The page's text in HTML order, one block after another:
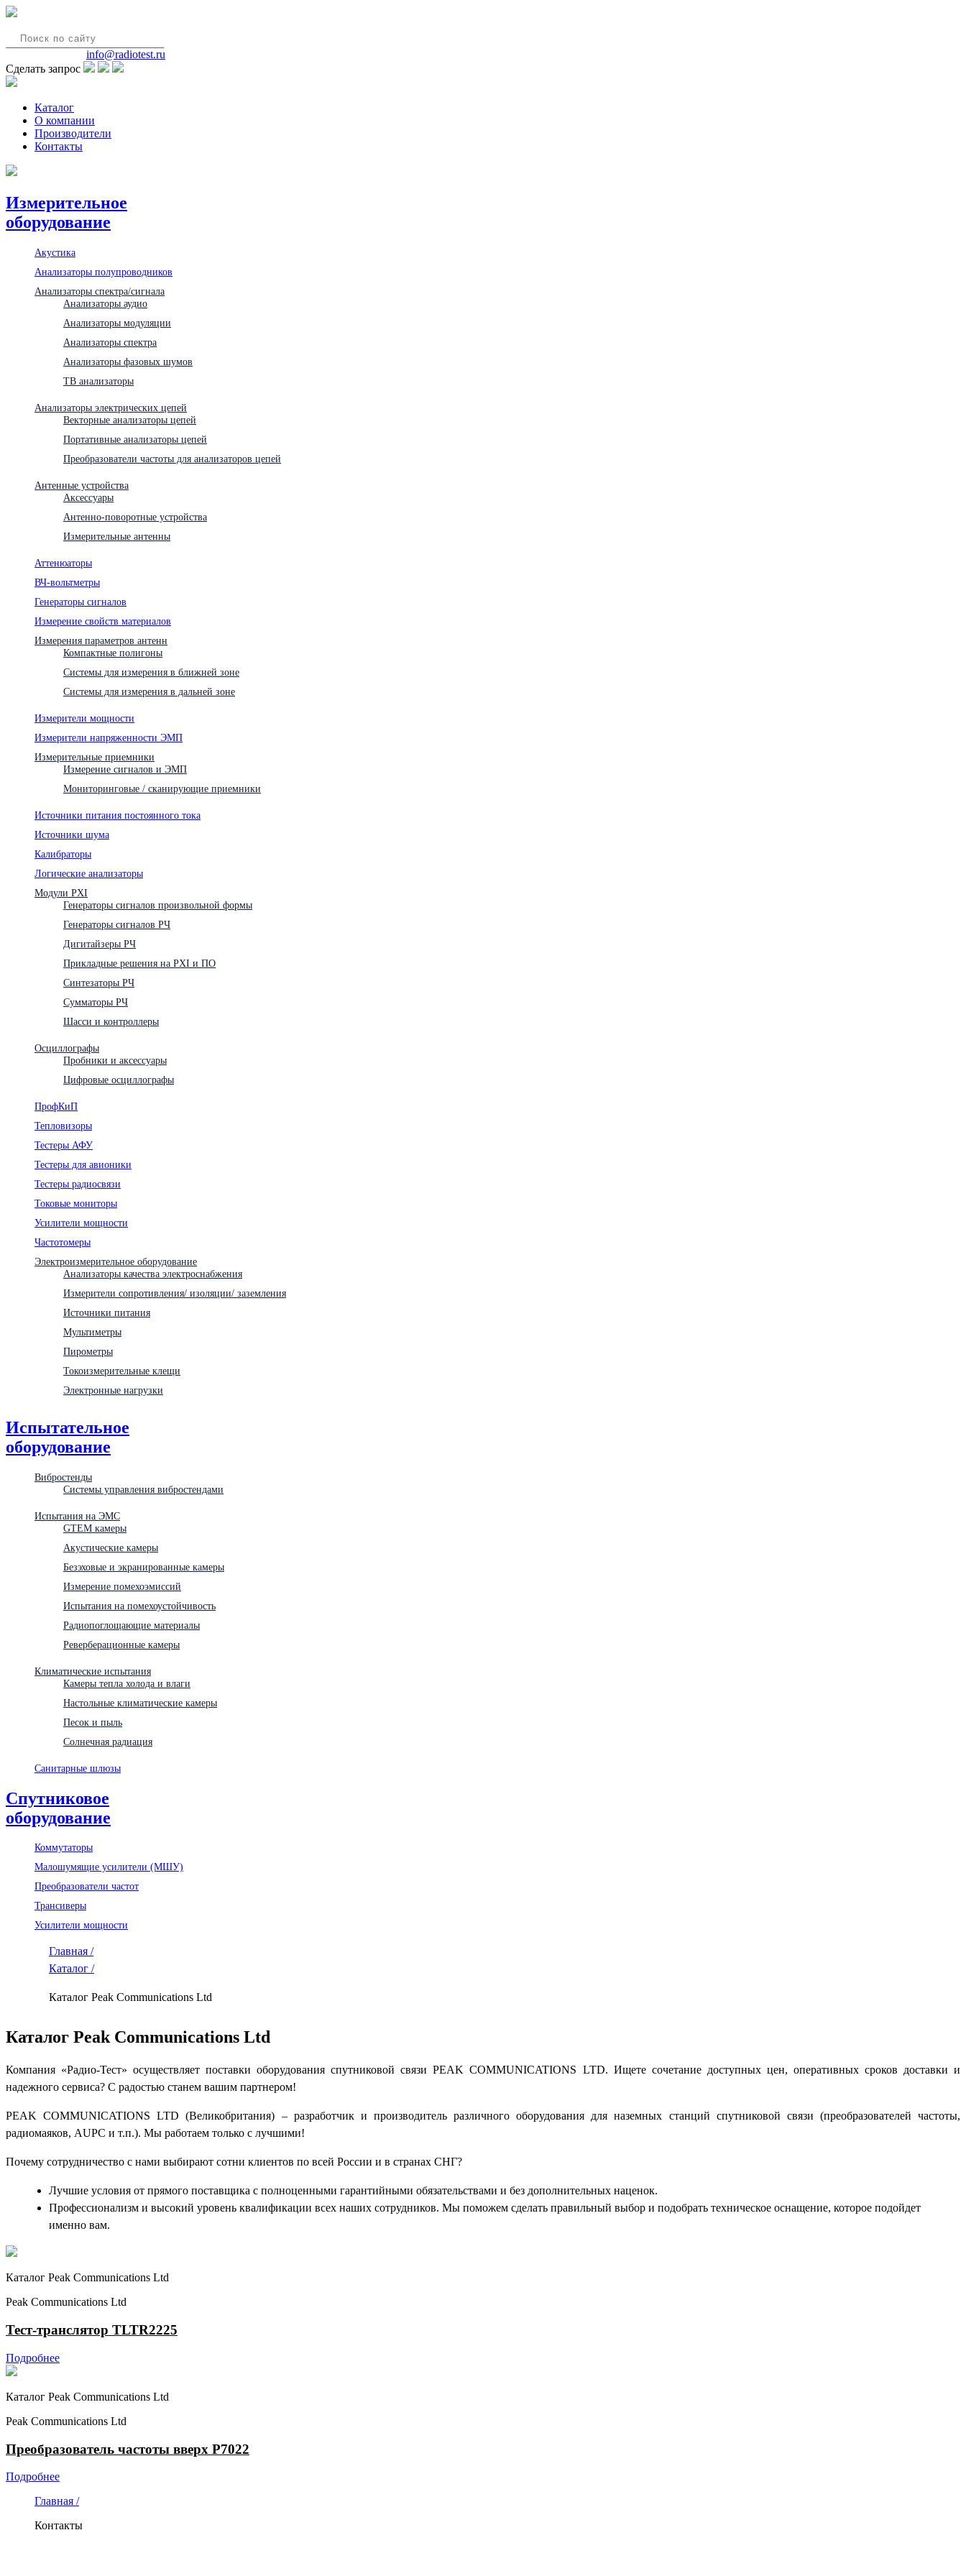
info@radiotest.ru
Сделать запрос
Каталог
О компании
Производители
Контакты
Измерительное
оборудование
Акустика
Анализаторы полупроводников
Анализаторы спектра/сигнала
Анализаторы аудио
Анализаторы модуляции
Анализаторы спектра
Анализаторы фазовых шумов
ТВ анализаторы
Анализаторы электрических цепей
Векторные анализаторы цепей
Портативные анализаторы цепей
Преобразователи частоты для анализаторов цепей
Антенные устройства
Аксессуары
Антенно-поворотные устройства
Измерительные антенны
Аттенюаторы
ВЧ-вольтметры
Генераторы сигналов
Измерение свойств материалов
Измерения параметров антенн
Компактные полигоны
Системы для измерения в ближней зоне
Системы для измерения в дальней зоне
Измерители мощности
Измерители напряженности ЭМП
Измерительные приемники
Измерение сигналов и ЭМП
Мониторинговые / сканирующие приемники
Источники питания постоянного тока
Источники шума
Калибраторы
Логические анализаторы
Модули PXI
Генераторы сигналов произвольной формы
Генераторы сигналов РЧ
Дигитайзеры РЧ
Прикладные решения на PXI и ПО
Синтезаторы РЧ
Сумматоры РЧ
Шасси и контроллеры
Осциллографы
Пробники и аксессуары
Цифровые осциллографы
ПрофКиП
Тепловизоры
Тестеры АФУ
Тестеры для авионики
Тестеры радиосвязи
Токовые мониторы
Усилители мощности
Частотомеры
Электроизмерительное оборудование
Анализаторы качества электроснабжения
Измерители сопротивления/ изоляции/ заземления
Источники питания
Мультиметры
Пирометры
Токоизмерительные клещи
Электронные нагрузки
Испытательное
оборудование
Вибростенды
Системы управления вибростендами
Испытания на ЭМС
GTEM камеры
Акустические камеры
Безэховые и экранированные камеры
Измерение помехоэмиссий
Испытания на помехоустойчивость
Радиопоглощающие материалы
Реверберационные камеры
Климатические испытания
Камеры тепла холода и влаги
Настольные климатические камеры
Песок и пыль
Солнечная радиация
Санитарные шлюзы
Спутниковое
оборудование
Коммутаторы
Малошумящие усилители (МШУ)
Преобразователи частот
Трансиверы
Усилители мощности
Главная /
Каталог /
Каталог Peak Communications Ltd
Каталог Peak Communications Ltd
Компания «Радио-Тест» осуществляет поставки оборудования спутниковой связи PEAK COMMUNICATIONS LTD. Ищете сочетание доступных цен, оперативных сроков доставки и
надежного сервиса? С радостью станем вашим партнером!
PEAK COMMUNICATIONS LTD (Великобритания) – разработчик и производитель различного оборудования для наземных станций спутниковой связи (преобразователей частоты,
радиомаяков, AUPC и т.п.). Мы работаем только с лучшими!
Почему сотрудничество с нами выбирают сотни клиентов по всей России и в странах СНГ?
Лучшие условия от прямого поставщика с полноценными гарантийными обязательствами и без дополнительных наценок.
Профессионализм и высокий уровень квалификации всех наших сотрудников. Мы поможем сделать правильный выбор и подобрать техническое оснащение, которое подойдет
именно вам.
Каталог Peak Communications Ltd
Peak Communications Ltd
Тест-транслятор TLTR2225
Подробнее
Каталог Peak Communications Ltd
Peak Communications Ltd
Преобразователь частоты вверх P7022
Подробнее
Главная /
Контакты